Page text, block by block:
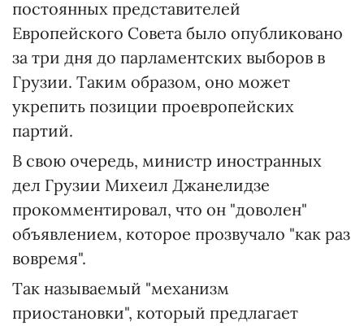
постоянных представителей
Европейского Совета было опубликовано
за три дня до парламентских выборов в
Грузии. Таким образом, оно может
укрепить позиции проевропейских
партий.
В свою очередь, министр иностранных
дел Грузии Михеил Джанелидзе
прокомментировал, что он "доволен"
объявлением, которое прозвучало "как раз
вовремя".
Так называемый "механизм
приостановки", который предлагает